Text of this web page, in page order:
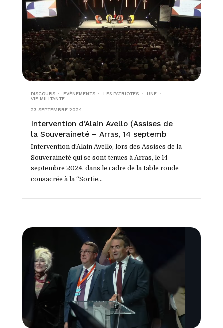
DISCOURS EVÉNEMENTS LES PATRIOTES
UNE
VIE MILITANTE
23 SEPTEMBRE 2024
Intervention d’Alain Avello (Assises de
la Souveraineté – Arras, 14 septembre
2024)
Intervention d’Alain Avello, lors des Assises de la
Souveraineté qui se sont tenues à Arras, le 14
septembre 2024, dans le cadre de la table ronde
consacrée à la “Sortie...